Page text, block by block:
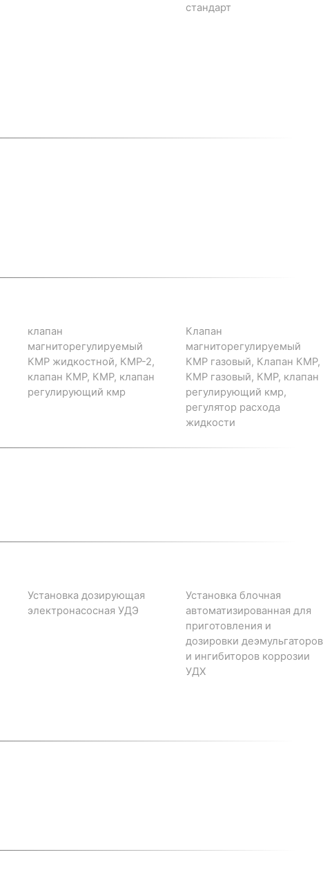
стандарт
клапан
магниторегулируемый
КМР жидкостной, КМР-2,
клапан КМР, КМР, клапан
регулирующий кмр
Клапан
магниторегулируемый
КМР газовый, Клапан КМР,
КМР газовый, КМР, клапан
регулирующий кмр,
регулятор расхода
жидкости
Установка дозирующая
электронасосная УДЭ
Установка блочная
автоматизированная для
приготовления и
дозировки деэмульгаторов
и ингибиторов коррозии
УДХ